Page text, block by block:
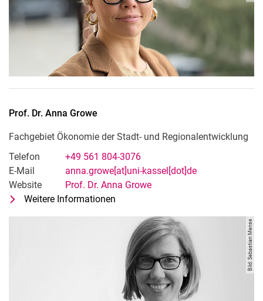
Prof. Dr. Anna Growe
Fachgebiet Ökonomie der Stadt- und Regionalentwicklung
Telefon
+49 561 804-3076
E-Mail
anna.growe[at]uni-kassel[dot]de
Website
Prof. Dr. Anna Growe
Weitere Informationen
Bild: Sebastian Mense